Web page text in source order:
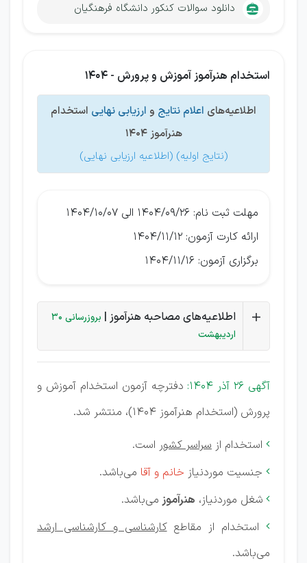
دانلود سوالات کنکور دانشگاه فرهنگیان
استخدام هنرآموز آموزش و پرورش - 1404
اطلاعیه‌های اعلام نتایج و ارزیابی نهایی استخدام
هنرآموز 1404
(نتایج اولیه) (اطلاعیه ارزیابی نهایی)
مهلت ثبت نام: ۱۴۰۴/۰۹/۲۶ الی ۱۴۰۴/۱۰/۰۷
ارائه کارت آزمون: ۱۴۰۴/۱۱/۱۲
برگزاری آزمون: ۱۴۰۴/۱۱/۱۶
اطلاعیه‌های مصاحبه هنرآموز |
بروزرسانی 30
اردیبهشت
آگهی 26 آذر 1404:
دفترچه آزمون استخدام آموزش و
پرورش (استخدام هنرآموز 1404)، منتشر شد.
 استخدام از سراسر کشور است.
 جنسیت موردنیاز خانم و آقا می‌باشد.
 شغل موردنیاز، هنرآموز می‌باشد.
استخدام از مقاطعکارشناسی و کارشناسی ارشد
می‌باشد.